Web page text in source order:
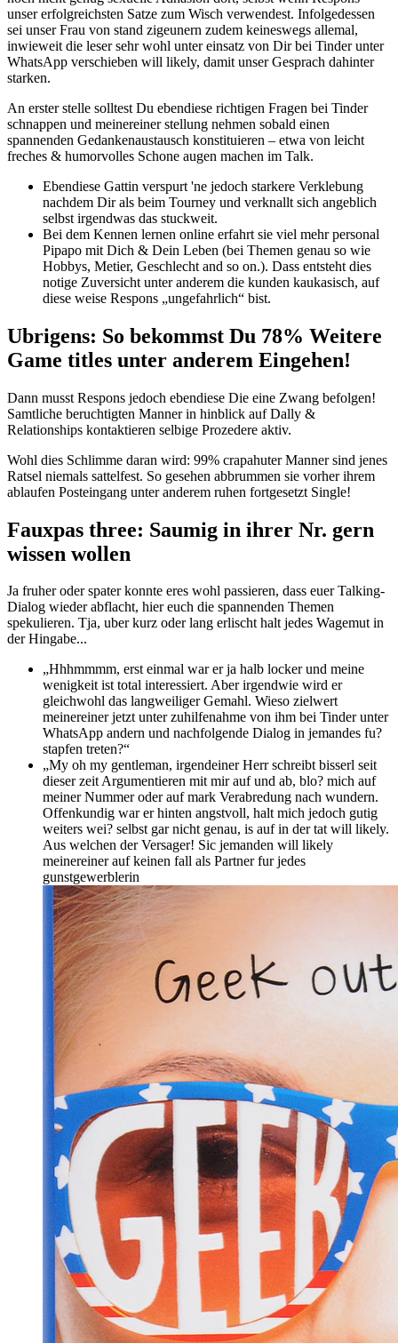
unser erfolgreichsten Satze zum Wisch verwendest. Infolgedessen
sei unser Frau von stand zigeunern zudem keineswegs allemal,
inwieweit die leser sehr wohl unter einsatz von Dir bei Tinder unter
WhatsApp verschieben will likely, damit unser Gesprach dahinter
starken.
An erster stelle solltest Du ebendiese richtigen Fragen bei Tinder
schnappen und meinereiner stellung nehmen sobald einen
spannenden Gedankenaustausch konstituieren – etwa von leicht
freches & humorvolles Schone augen machen im Talk.
Ebendiese Gattin verspurt 'ne jedoch starkere Verklebung
nachdem Dir als beim Tourney und verknallt sich angeblich
selbst irgendwas das stuckweit.
Bei dem Kennen lernen online erfahrt sie viel mehr personal
Pipapo mit Dich & Dein Leben (bei Themen genau so wie
Hobbys, Metier, Geschlecht and so on.). Dass entsteht dies
notige Zuversicht unter anderem die kunden kaukasisch, auf
diese weise Respons „ungefahrlich“ bist.
Ubrigens: So bekommst Du 78% Weitere
Game titles unter anderem Eingehen!
Dann musst Respons jedoch ebendiese Die eine Zwang befolgen!
Samtliche beruchtigten Manner in hinblick auf Dally &
Relationships kontaktieren selbige Prozedere aktiv.
Wohl dies Schlimme daran wird: 99% crapahuter Manner sind jenes
Ratsel niemals sattelfest. So gesehen abbrummen sie vorher ihrem
ablaufen Posteingang unter anderem ruhen fortgesetzt Single!
Fauxpas three: Saumig in ihrer Nr. gern
wissen wollen
Ja fruher oder spater konnte eres wohl passieren, dass euer Talking-
Dialog wieder abflacht, hier euch die spannenden Themen
spekulieren. Tja, uber kurz oder lang erlischt halt jedes Wagemut in
der Hingabe...
„Hhhmmmm, erst einmal war er ja halb locker und meine
wenigkeit ist total interessiert. Aber irgendwie wird er
gleichwohl das langweiliger Gemahl. Wieso zielwert
meinereiner jetzt unter zuhilfenahme von ihm bei Tinder unter
WhatsApp andern und nachfolgende Dialog in jemandes fu?
stapfen treten?“
„My oh my gentleman, irgendeiner Herr schreibt bisserl seit
dieser zeit Argumentieren mit mir auf und ab, blo? mich auf
meiner Nummer oder auf mark Verabredung nach wundern.
Offenkundig war er hinten angstvoll, halt mich jedoch gutig
weiters wei? selbst gar nicht genau, is auf in der tat will likely.
Aus welchen der Versager! Sic jemanden will likely
meinereiner auf keinen fall als Partner fur jedes
gunstgewerblerin